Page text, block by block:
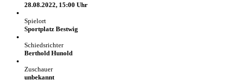
28.08.2022, 15:00 Uhr
Spielort
Sportplatz Bestwig
Schiedsrichter
Berthold Hunold
Zuschauer
unbekannt